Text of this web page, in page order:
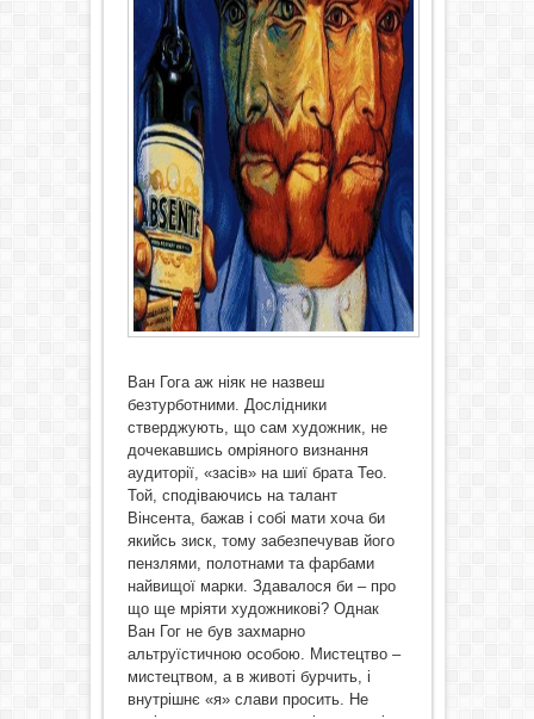
Ван Гога аж ніяк не назвеш
безтурботними. Дослідники
стверджують, що сам художник, не
дочекавшись омріяного визнання
аудиторії, «засів» на шиї брата Тео.
Той, сподіваючись на талант
Вінсента, бажав і собі мати хоча би
якийсь зиск, тому забезпечував його
пензлями, полотнами та фарбами
найвищої марки. Здавалося би – про
що ще мріяти художникові? Однак
Ван Гог не був захмарно
альтруїстичною особою. Мистецтво –
мистецтвом, а в животі бурчить, і
внутрішнє «я» слави просить. Не